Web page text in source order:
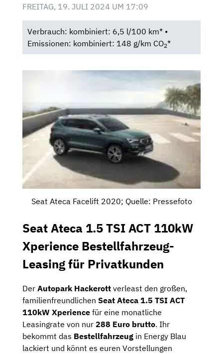
FREITAG, 19. JULI 2024 UM 17:09
Verbrauch: kombiniert: 6,5 l/100 km* •
Emissionen: kombiniert: 148 g/km CO2*
Seat Ateca Facelift 2020; Quelle: Pressefoto
Seat Ateca 1.5 TSI ACT 110kW
Xperience Bestellfahrzeug-
Leasing für Privatkunden
Der Autopark Hackerott verleast den großen,
familienfreundlichen Seat Ateca 1.5 TSI ACT
110kW Xperience für eine monatliche
Leasingrate von nur 288 Euro brutto. Ihr
bekommt das Bestellfahrzeug in Energy Blau
lackiert und könnt es euren Vorstellungen